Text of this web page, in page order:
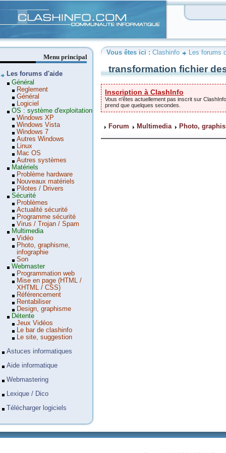
Vous êtes ici : Clashinfo Les forums
transformation fichier
Inscription à ClashInfo
Vous n'êtes actuellement pas inscrit sur
prend que quelques secondes.
Forum Multimedia Photo,
Menu principal
Les forums d'aide
Général
Reglement
Général
Logiciel
OS : système d'exploitation
Windows XP
Windows Vista
Windows 7
Autres Windows
Linux
Mac OS
Autres systèmes
Matériels
Problème hardware
Nouveaux matériels
Pilotes / Drivers
Sécurité
Problèmes
Actualité sécurité
Programme sécurité
Virus / Trojan / Spam
Multimedia
Vidéo
Photo, graphisme,
infographie
Son
Webmaster
Programmation web
Mise en page (HTML /
XHTML / CSS)
Référencement
Rentabiliser
Design, graphisme
Détente
Jeux Vidéos
Le bar de clashinfo
Le site, suggestion
Astuces informatiques
Aide informatique
Webmastering
Lexique / Dico
Télécharger logiciels